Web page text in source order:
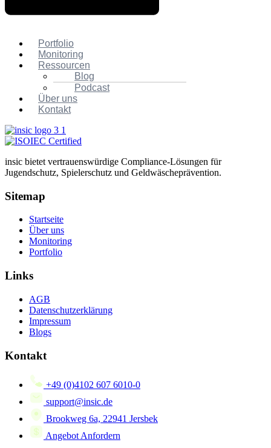
Portfolio
Monitoring
Ressourcen
Blog
Podcast
Über uns
Kontakt
insic bietet vertrauenswürdige Compliance-Lösungen für
Jugendschutz, Spielerschutz und Geldwäscheprävention.
Sitemap
Startseite
Über uns
Monitoring
Portfolio
Links
AGB
Datenschutzerklärung
Impressum
Blogs
Kontakt
+49 (0)4102 607 6010-0
support@insic.de
Brookweg 6a, 22941 Jersbek
Angebot Anfordern